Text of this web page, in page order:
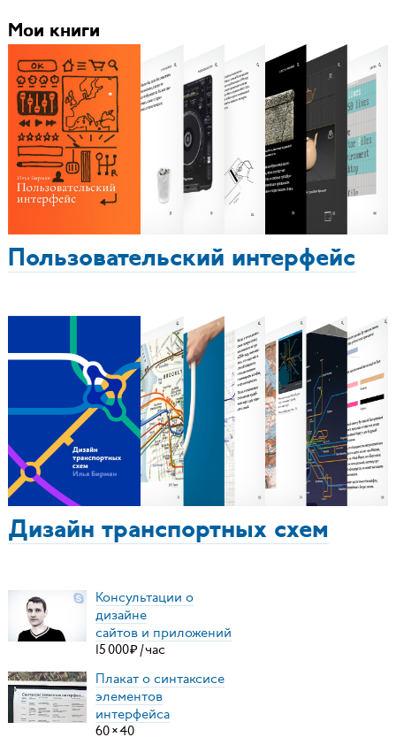
Мои книги
Пользовательский интерфейс
Дизайн транспортных схем
Консультации о
дизайне
сайтов и приложений
15000₽ /час
Плакат о синтаксисе
элементов
интерфейса
60×40